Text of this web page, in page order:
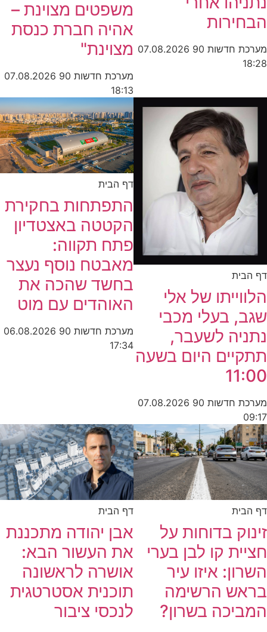
הבחירות
מערכת חדשות 90
07.08.2026
18:28
משפטים מצוינת –
אהיה חברת כנסת
מצוינת"
מערכת חדשות 90
07.08.2026
18:13
דף הבית
הלווייתו של אלי
שגב, בעלי מכבי
נתניה לשעבר,
תתקיים היום בשעה
11:00
מערכת חדשות 90
07.08.2026
09:17
דף הבית
התפתחות בחקירת
הקטטה באצטדיון
פתח תקווה:
מאבטח נוסף נעצר
בחשד שהכה את
האוהדים עם מוט
מערכת חדשות 90
06.08.2026
17:34
דף הבית
זינוק בדוחות על
חציית קו לבן בערי
השרון: איזו עיר
בראש הרשימה
המביכה בשרון?
דף הבית
אבן יהודה מתכננת
את העשור הבא:
אושרה לראשונה
תוכנית אסטרטגית
לנכסי ציבור